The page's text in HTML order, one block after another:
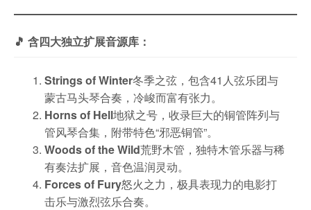
🎵 含四大独立扩展音源库：
Strings of Winter冬季之弦，包含41人弦乐团与
蒙古马头琴合奏，冷峻而富有张力。
Horns of Hell地狱之号，收录巨大的铜管阵列与
管风琴合集，附带特色“邪恶铜管”。
Woods of the Wild荒野木管，独特木管乐器与稀
有奏法扩展，音色温润灵动。
Forces of Fury怒火之力，极具表现力的电影打
击乐与激烈弦乐合奏。